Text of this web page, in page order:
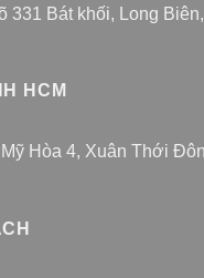
331 Bát khối, Long
HCM
Hòa 4, Xuân Thới